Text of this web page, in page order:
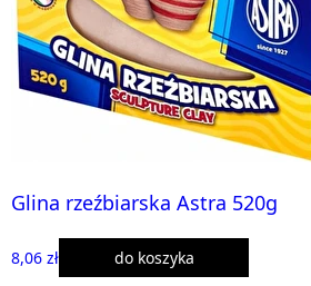
Glina rzeźbiarska Astra 520g
8,06 zł do koszyka